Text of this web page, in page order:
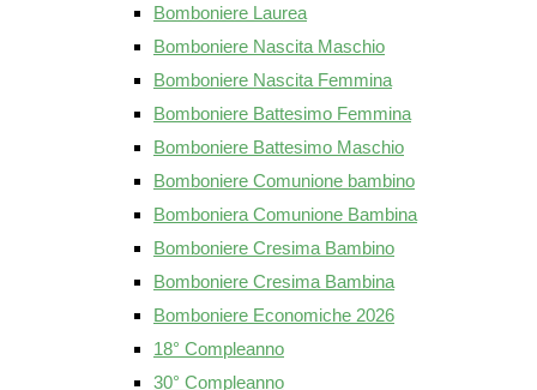
Bomboniere Laurea
Bomboniere Nascita Maschio
Bomboniere Nascita Femmina
Bomboniere Battesimo Femmina
Bomboniere Battesimo Maschio
Bomboniere Comunione bambino
Bomboniera Comunione Bambina
Bomboniere Cresima Bambino
Bomboniere Cresima Bambina
Bomboniere Economiche 2026
18° Compleanno
30° Compleanno